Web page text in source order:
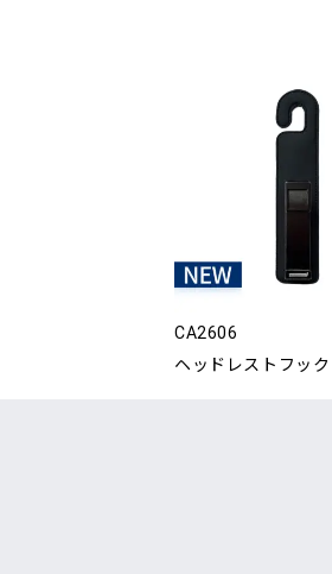
CA2606
ヘッドレストフック